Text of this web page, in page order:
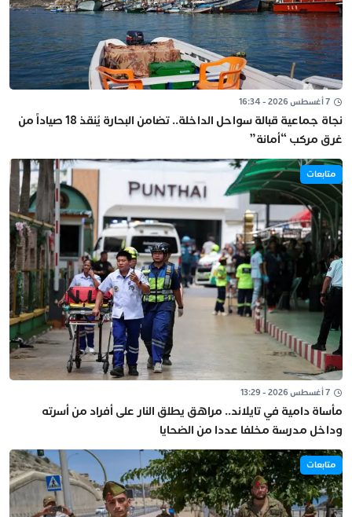
7 أغسطس 2026 - 16:34
نجاة جماعية قبالة سواحل الداخلة.. تضامن البحارة يُنقذ 18 صياداً من
غرق مركب “أمانة”
متابعات
7 أغسطس 2026 - 13:29
مأساة دامية في تايلاند.. مراهق يطلق النار على أفراد من أسرته
وداخل مدرسة مخلفا عددا من الضحايا
متابعات